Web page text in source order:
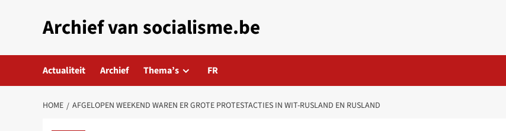
Archief van socialisme.be
Actualiteit Archief Thema’s FR
HOME AFGELOPEN WEEKEND WAREN ER GROTE PROTESTACTIES IN WIT-RUSLAND EN RUSLAND